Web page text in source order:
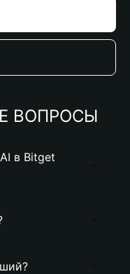
ВОПРОСЫ
в Bitget